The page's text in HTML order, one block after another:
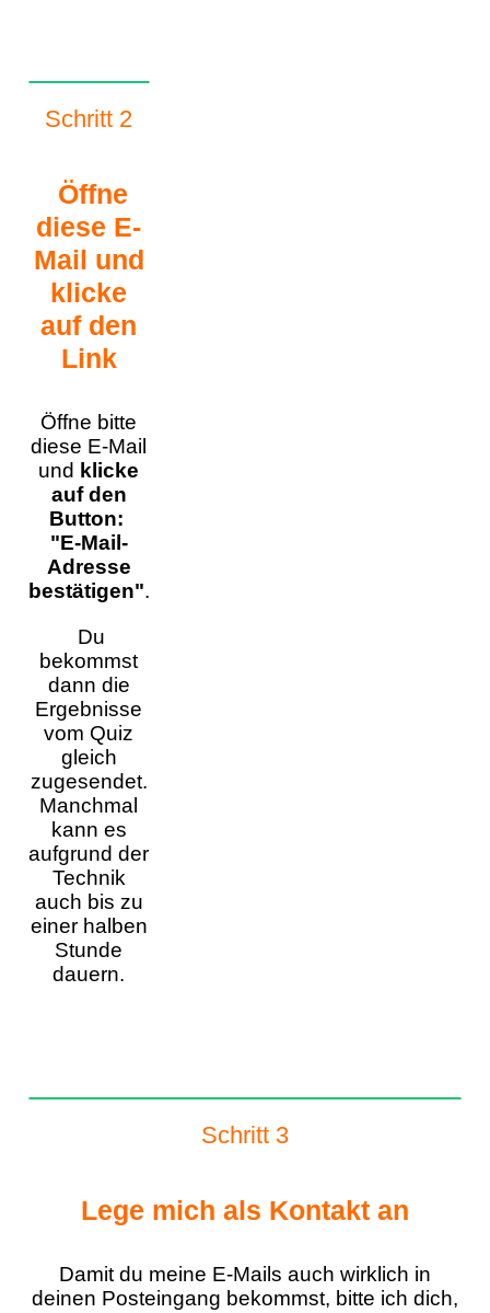
Schritt 2
Öffne
diese E-
Mail und
klicke
auf den
Link
Öffne bitte
diese E-Mail
und klicke
auf den
Button:
"E-Mail-
Adresse
bestätigen".
Du
bekommst
dann die
Ergebnisse
vom Quiz
gleich
zugesendet.
Manchmal
kann es
aufgrund der
Technik
auch bis zu
einer halben
Stunde
dauern.
Schritt 3
Lege mich als Kontakt an
Damit du meine E-Mails auch wirklich in
deinen Posteingang bekommst, bitte ich dich,